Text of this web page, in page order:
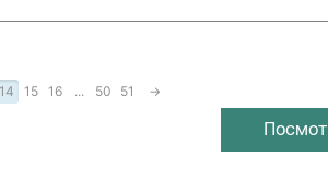
14 15 16 ... 50 51 →